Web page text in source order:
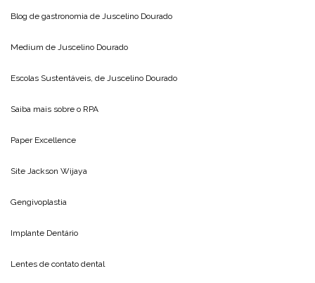
Blog de gastronomia de Juscelino Dourado
Medium de Juscelino Dourado
Escolas Sustentáveis, de Juscelino Dourado
Saiba mais sobre o RPA
Paper Excellence
Site Jackson Wijaya
Gengivoplastia
Implante Dentário
Lentes de contato dental